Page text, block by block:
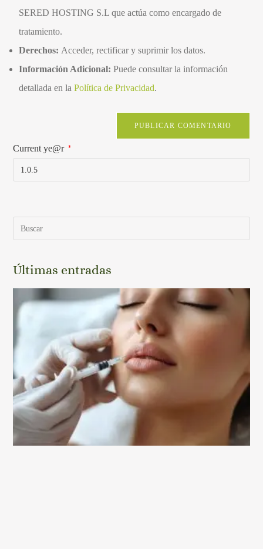
SERED HOSTING S.L que actúa como encargado de
tratamiento.
Derechos: Acceder, rectificar y suprimir los datos.
Información Adicional: Puede consultar la información
detallada en laPolítica de Privacidad.
Current ye@r *
Últimas entradas